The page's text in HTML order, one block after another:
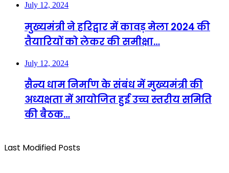
July 12, 2024
मुख्यमंत्री ने हरिद्वार में कावड़ मेला 2024 की
तैयारियों को लेकर की समीक्षा…
July 12, 2024
सैन्य धाम निर्माण के संबंध में मुख्यमंत्री की
अध्यक्षता में आयोजित हुई उच्च स्तरीय समिति
की बैठक…
Last Modified Posts